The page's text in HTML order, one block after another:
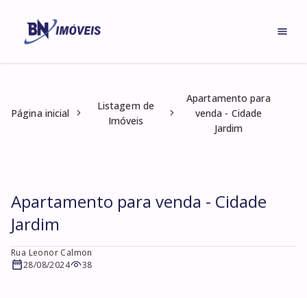
Página inicial
Listagem de
Imóveis
Apartamento para
venda - Cidade
Jardim
Apartamento para venda - Cidade
Jardim
Rua Leonor Calmon
28/08/2024
38